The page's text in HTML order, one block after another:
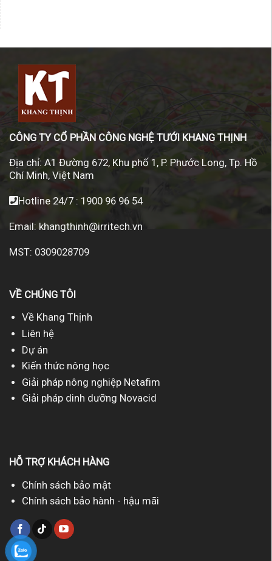
CÔNG TY CỔ PHẦN CÔNG NGHỆ TƯỚI KHANG THỊNH
Địa chỉ: A1 Đường 672, Khu phố 1, P. Phước Long, Tp. Hồ
Chí Minh, Việt Nam
Hotline 24/7 : 1900 96 96 54
Email: khangthinh@irritech.vn
MST: 0309028709
VỀ CHÚNG TÔI
Về Khang Thịnh
Liên hệ
Dự án
Kiến thức nông học
Giải pháp nông nghiệp Netafim
Giải pháp dinh dưỡng Novacid
HỖ TRỢ KHÁCH HÀNG
Chính sách bảo mật
Chính sách bảo hành - hậu mãi